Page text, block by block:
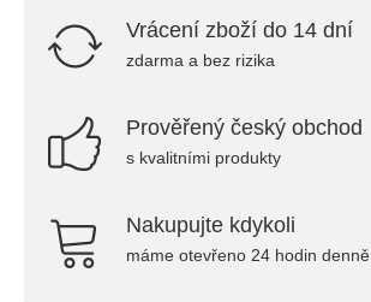
Vrácení zboží do 14 dní
zdarma a bez rizika
Prověřený český obchod
s kvalitními produkty
Nakupujte kdykoli
máme otevřeno 24 hodin denně